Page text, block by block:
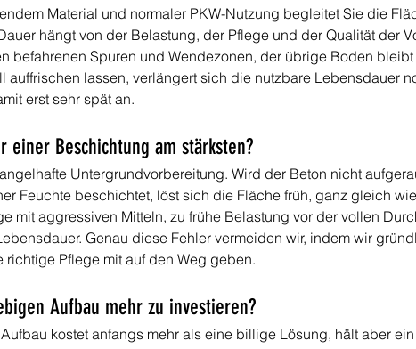
Material und normaler PKW-Nutzung begleitet Sie die
hängt von der Belastung, der Pflege und der Qualität der
befahrenen Spuren und Wendezonen, der übrige Boden
auffrischen lassen, verlängert sich die nutzbare Lebensdauer
erst sehr spät an.
einer Beschichtung am stärksten?
Untergrundvorbereitung. Wird der Beton nicht
Feuchte beschichtet, löst sich die Fläche früh, ganz gleich
mit aggressiven Mitteln, zu frühe Belastung vor der vollen
Genau diese Fehler vermeiden wir, indem wir
Pflege mit auf den Weg geben.
Aufbau mehr zu investieren?
kostet anfangs mehr als eine billige Lösung, hält aber